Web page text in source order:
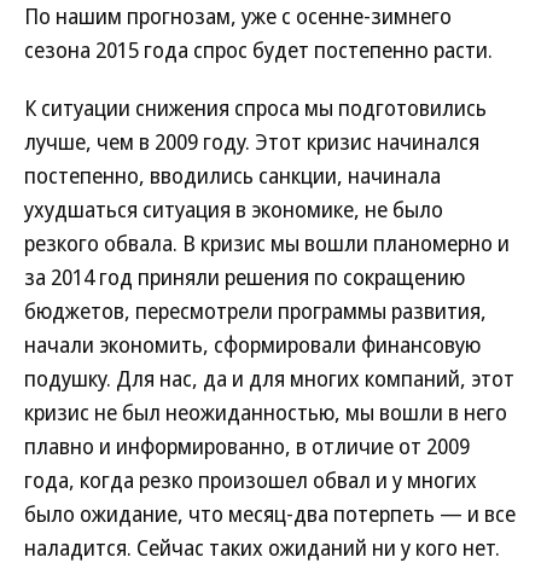
По нашим прогнозам, уже с осенне-зимнего
сезона 2015 года спрос будет постепенно расти.
К ситуации снижения спроса мы подготовились
лучше, чем в 2009 году. Этот кризис начинался
постепенно, вводились санкции, начинала
ухудшаться ситуация в экономике, не было
резкого обвала. В кризис мы вошли планомерно и
за 2014 год приняли решения по сокращению
бюджетов, пересмотрели программы развития,
начали экономить, сформировали финансовую
подушку. Для нас, да и для многих компаний, этот
кризис не был неожиданностью, мы вошли в него
плавно и информированно, в отличие от 2009
года, когда резко произошел обвал и у многих
было ожидание, что месяц-два потерпеть — и все
наладится. Сейчас таких ожиданий ни у кого нет.